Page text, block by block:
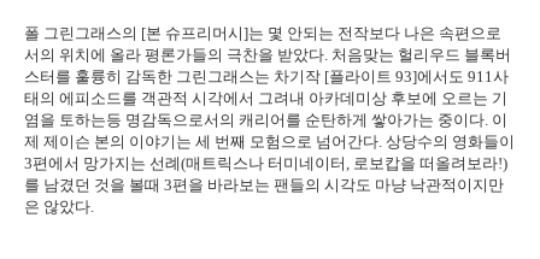
폴 그린그래스의 [본 슈프리머시]는 몇 안되는 전작보다 나은 속편으로
서의 위치에 올라 평론가들의 극찬을 받았다. 처음맞는 헐리우드 블록버
스터를 훌륭히 감독한 그린그래스는 차기작 [플라이트 93]에서도 911사
태의 에피소드를 객관적 시각에서 그려내 아카데미상 후보에 오르는 기
염을 토하는등 명감독으로서의 캐리어를 순탄하게 쌓아가는 중이다. 이
제 제이슨 본의 이야기는 세 번째 모험으로 넘어간다. 상당수의 영화들이
3편에서 망가지는 선례(매트릭스나 터미네이터, 로보캅을 떠올려보라!)
를 남겼던 것을 볼때 3편을 바라보는 팬들의 시각도 마냥 낙관적이지만
은 않았다.